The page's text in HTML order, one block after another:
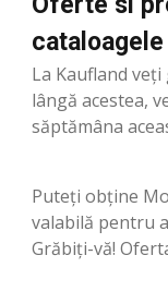
cataloagele
La Kaufland
lângă acestea,
săptămâna
Puteți obține
valabilă pentru
Grăbiți-vă!